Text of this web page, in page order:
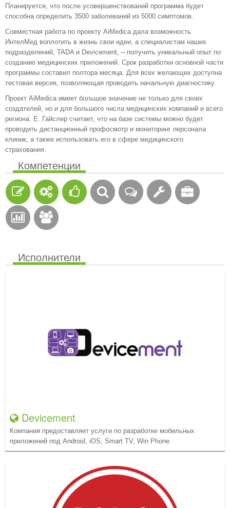
Планируется, что после усовершенствований программа будет
способна определить 3500 заболеваний из 5000 симптомов.
Совместная работа по проекту AiMedica дала возможность
ИнтелМед воплотить в жизнь свои идеи, а специалистам наших
подразделений, TADA и Devicement, – получить уникальный опыт по
созданию медицинских приложений. Срок разработки основной части
программы составил полтора месяца. Для всех желающих доступна
тестовая версия, позволяющая проводить начальную диагностику.
Проект AiMedica имеет большое значение не только для своих
создателей, но и для большого числа медицинских компаний и всего
региона. Е. Гайслер считает, что на базе системы можно будет
проводить дистанционный профосмотр и мониторинг персонала
клиник, а также использовать его в сфере медицинского
страхования.
Компетенции
Исполнители
Devicement
Компания предоставляет услуги по разработке мобильных
приложений под Android, iOS, Smart TV, Win Phone.